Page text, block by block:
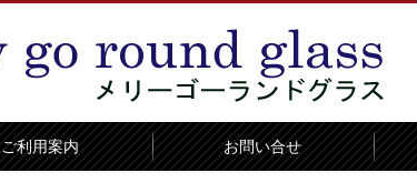
ご利用案内 お問い合せ